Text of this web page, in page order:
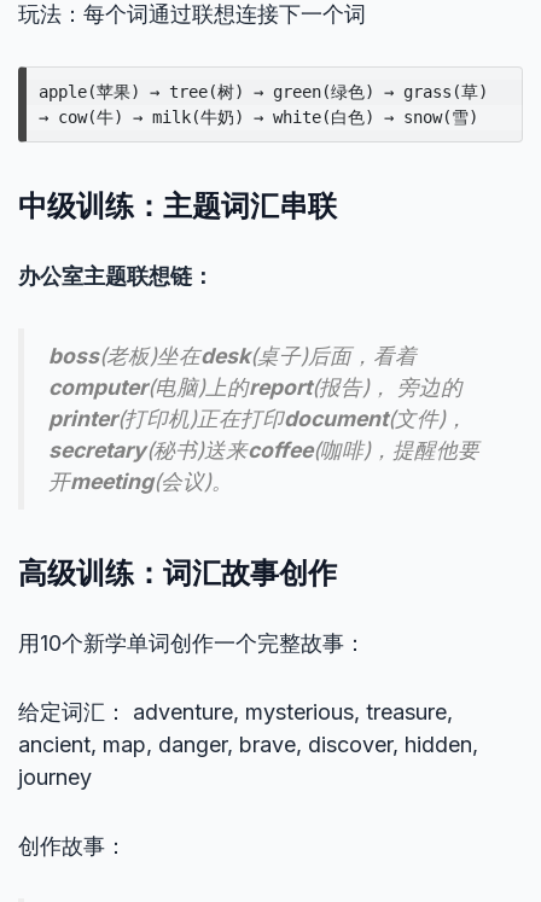
玩法：每个词通过联想连接下一个词
apple(苹果) → tree(树) → green(绿色) → grass(草)
中级训练：主题词汇串联
办公室主题联想链：
boss(老板)坐在desk(桌子)后面，看着
computer(电脑)上的report(报告)， 旁边的
printer(打印机)正在打印document(文件)，
secretary(秘书)送来coffee(咖啡)，提醒他要
开meeting(会议)。
高级训练：词汇故事创作
用10个新学单词创作一个完整故事：
给定词汇： adventure, mysterious, treasure,
ancient, map, danger, brave, discover, hidden,
journey
创作故事：